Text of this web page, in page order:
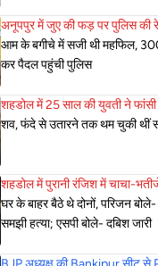
अनूपपुर में जुए की फड़ पर पुलिस की
आम के बगीचे में सजी थी महफिल,
कर पैदल पहुंची पुलिस
शहडोल में 25 साल की युवती ने फांसी
शव, फंदे से उतारने तक थम चुकी थीं
शहडोल में पुरानी रंजिश में चाचा-
घर के बाहर बैठे थे दोनों, परिजन
समझी हत्या; एसपी बोले- दबिश जारी